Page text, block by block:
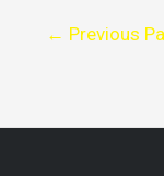
← Previous